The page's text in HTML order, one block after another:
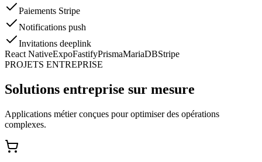
Paiements Stripe
Notifications push
Invitations deeplink
React NativeExpoFastifyPrismaMariaDBStripe
PROJETS ENTREPRISE
Solutions entreprise sur mesure
Applications métier conçues pour optimiser des opérations
complexes.